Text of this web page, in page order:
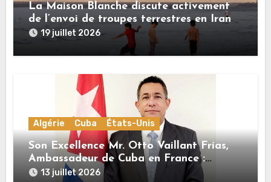
La Maison Blanche discute activement
de l’envoi de troupes terrestres en Iran
19 juillet 2026
Algérie Cuba États-Unis
Son Excellence Mr. Otto Vaillant Frías,
Ambassadeur de Cuba en France :
« Cuba et l’Algérie sont unies par une
13 juillet 2026